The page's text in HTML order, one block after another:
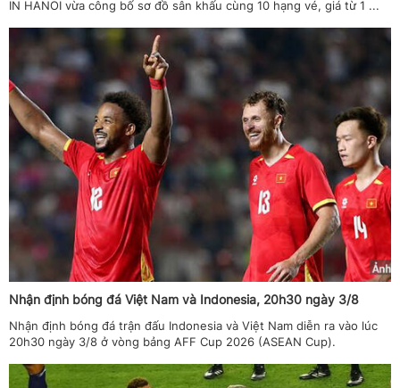
IN HANOI vừa công bố sơ đồ sân khấu cùng 10 hạng vé, giá từ 1 ...
Nhận định bóng đá Việt Nam và Indonesia, 20h30 ngày 3/8
Nhận định bóng đá trận đấu Indonesia và Việt Nam diễn ra vào lúc
20h30 ngày 3/8 ở vòng bảng AFF Cup 2026 (ASEAN Cup).